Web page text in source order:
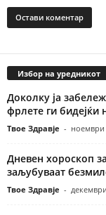
Избор на уредникот
Доколку ја
фрлете ги бидејќи
Твое Здравје - ноември
Дневен хороскоп
заљубуваат
Твое Здравје -